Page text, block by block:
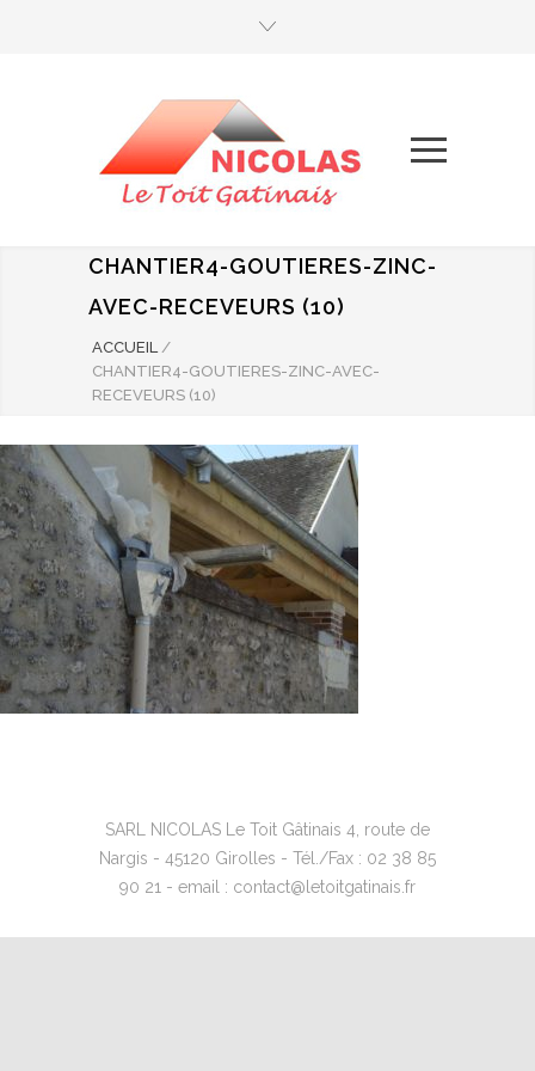
CHANTIER4-GOUTIERES-ZINC-
AVEC-RECEVEURS (10)
ACCUEIL /
CHANTIER4-GOUTIERES-ZINC-AVEC-
RECEVEURS (10)
SARL NICOLAS Le Toit Gâtinais 4, route de
Nargis - 45120 Girolles - Tél./Fax : 02 38 85
90 21 - email : contact@letoitgatinais.fr